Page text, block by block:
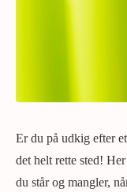
Er du på udkig efter
det helt rette sted!
du står og mangler,